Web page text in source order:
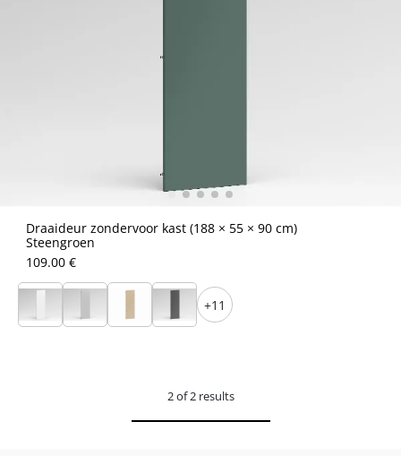
Draaideur zondervoor kast (188 × 55 × 90 cm)
Steengroen
109.00 €
+11
2 of 2 results